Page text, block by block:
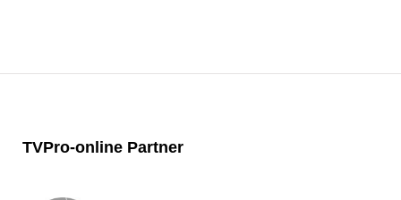
TVPro-online Partner